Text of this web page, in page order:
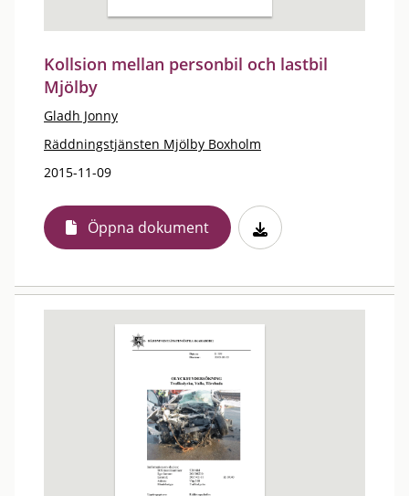
Kollsion mellan personbil och lastbil
Mjölby
Gladh Jonny
Räddningstjänsten Mjölby Boxholm
2015-11-09
Öppna dokument